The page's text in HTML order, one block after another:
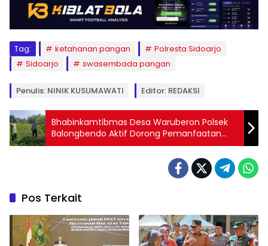
Tag: ketahanan pangan
Polresta Sidoarjo
Sidoarjo
swasembada pangan
Penulis: NINIK KUSUMAWATI Editor: REDAKSI
Bhabinkamtibmas Desa Waruberon Polsek
Balongbendo Aktif Dorong Pemanfaatan
Pekarangan Pangan Bergizi
Pos Terkait